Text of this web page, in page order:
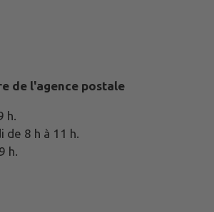
de l'agence postale
h.
8 h à 11 h.
h.